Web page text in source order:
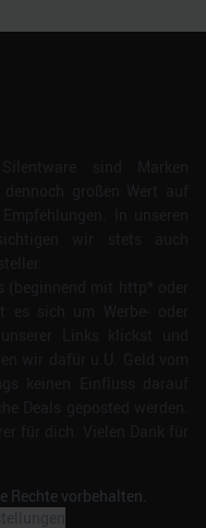
Rechte vorbehalten.